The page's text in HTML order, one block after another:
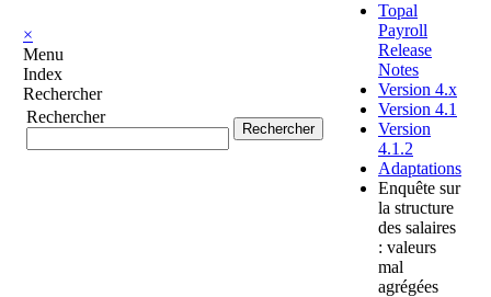
×
Menu
Index
Rechercher
Rechercher
Topal
Payroll
Release
Notes
Version 4.x
Version 4.1
Version
4.1.2
Adaptations
Enquête sur
la structure
des salaires
: valeurs
mal
agrégées